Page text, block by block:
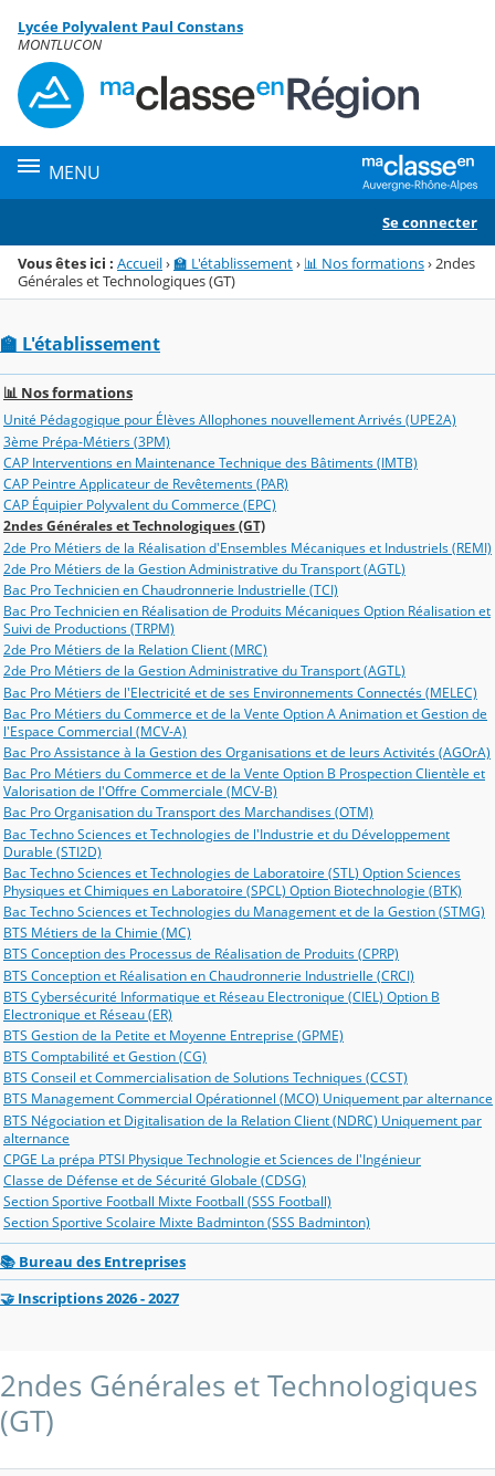
Menu de la rubrique
Contenu
Lycée Polyvalent Paul Constans
MONTLUCON
MENU
Se connecter
Vous êtes ici : Accueil›🏫 L'établissement› 📊 Nos formations› 2ndes
Générales et Technologiques (GT)
🏫 L'établissement
📊 Nos formations
Unité Pédagogique pour Élèves Allophones nouvellement Arrivés (UPE2A)
3ème Prépa-Métiers (3PM)
CAP Interventions en Maintenance Technique des Bâtiments (IMTB)
CAP Peintre Applicateur de Revêtements (PAR)
CAP Équipier Polyvalent du Commerce (EPC)
2ndes Générales et Technologiques (GT)
2de Pro Métiers de la Réalisation d'Ensembles Mécaniques et Industriels (REMI)
2de Pro Métiers de la Gestion Administrative du Transport (AGTL)
Bac Pro Technicien en Chaudronnerie Industrielle (TCI)
Bac Pro Technicien en Réalisation de Produits Mécaniques Option Réalisation et
Suivi de Productions (TRPM)
2de Pro Métiers de la Relation Client (MRC)
2de Pro Métiers de la Gestion Administrative du Transport (AGTL)
Bac Pro Métiers de l'Electricité et de ses Environnements Connectés (MELEC)
Bac Pro Métiers du Commerce et de la Vente Option A Animation et Gestion de
l'Espace Commercial (MCV-A)
Bac Pro Assistance à la Gestion des Organisations et de leurs Activités (AGOrA)
Bac Pro Métiers du Commerce et de la Vente Option B Prospection Clientèle et
Valorisation de l'Offre Commerciale (MCV-B)
Bac Pro Organisation du Transport des Marchandises (OTM)
Bac Techno Sciences et Technologies de l'Industrie et du Développement
Durable (STI2D)
Bac Techno Sciences et Technologies de Laboratoire (STL) Option Sciences
Physiques et Chimiques en Laboratoire (SPCL) Option Biotechnologie (BTK)
Bac Techno Sciences et Technologies du Management et de la Gestion (STMG)
BTS Métiers de la Chimie (MC)
BTS Conception des Processus de Réalisation de Produits (CPRP)
BTS Conception et Réalisation en Chaudronnerie Industrielle (CRCI)
BTS Cybersécurité Informatique et Réseau Electronique (CIEL) Option B
Electronique et Réseau (ER)
BTS Gestion de la Petite et Moyenne Entreprise (GPME)
BTS Comptabilité et Gestion (CG)
BTS Conseil et Commercialisation de Solutions Techniques (CCST)
BTS Management Commercial Opérationnel (MCO) Uniquement par alternance
BTS Négociation et Digitalisation de la Relation Client (NDRC) Uniquement par
alternance
CPGE La prépa PTSI Physique Technologie et Sciences de l'Ingénieur
Classe de Défense et de Sécurité Globale (CDSG)
Section Sportive Football Mixte Football (SSS Football)
Section Sportive Scolaire Mixte Badminton (SSS Badminton)
📚 Bureau des Entreprises
🤝 Inscriptions 2026 - 2027
2ndes Générales et Technologiques
(GT)